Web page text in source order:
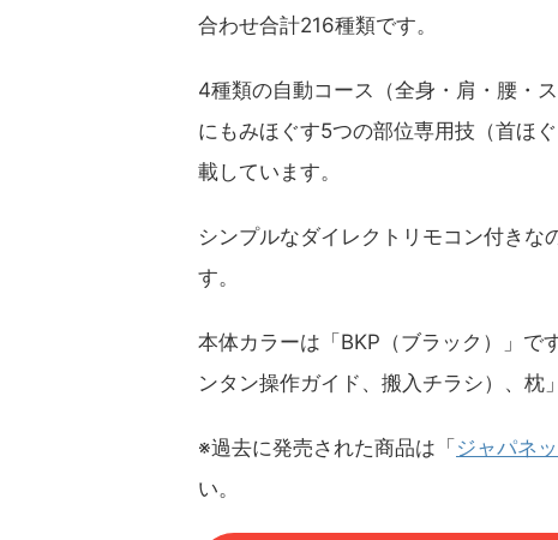
合わせ合計216種類です。
4種類の自動コース（全身・肩・腰・
にもみほぐす5つの部位専用技（首ほ
載しています。
シンプルなダイレクトリモコン付きな
す。
本体カラーは「BKP（ブラック）」で
ンタン操作ガイド、搬入チラシ）、枕
※過去に発売された商品は「 ジャパネ
い。